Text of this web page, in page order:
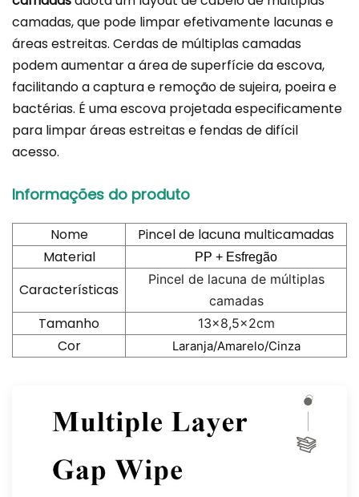
camadas, que pode limpar efetivamente lacunas e
áreas estreitas. Cerdas de múltiplas camadas
podem aumentar a área de superfície da escova,
facilitando a captura e remoção de sujeira, poeira e
bactérias. É uma escova projetada especificamente
para limpar áreas estreitas e fendas de difícil
acesso.
Informações do produto
Nome
Pincel de lacuna multicamadas
Material
PP + Esfregão
Características
Pincel de lacuna de múltiplas
camadas
Tamanho 13x8,5x2cm
Cor Laranja/Amarelo/Cinza